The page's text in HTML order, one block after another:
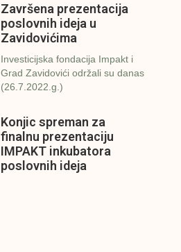
Završena prezentacija
poslovnih ideja u
Zavidovićima
Investicijska fondacija Impakt i
Grad Zavidovići održali su danas
(26.7.2022.g.)
Konjic spreman za
finalnu prezentaciju
IMPAKT inkubatora
poslovnih ideja